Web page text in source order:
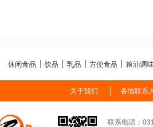
休闲食品 饮品 乳品 方便食品 粮油调
关于我们 各地联系
联系电话：